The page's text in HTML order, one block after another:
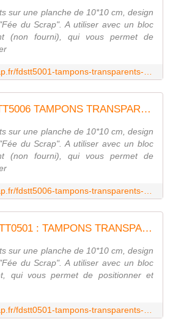
sur une planche de 10*10 cm, design
du Scrap". A utiliser avec un bloc
(non fourni), qui vous permet de
FDSTT5006 FDSTT5006 TAMPONS TRANSPARENTS PHRASES QUOTIDIEN FEE DU SCRAP
sur une planche de 10*10 cm, design
du Scrap". A utiliser avec un bloc
(non fourni), qui vous permet de
fee du scrap FDSTT0501 : TAMPONS TRANSPARENTS ETIQUETTES
sur une planche de 10*10 cm, design
du Scrap". A utiliser avec un bloc
qui vous permet de positionner et